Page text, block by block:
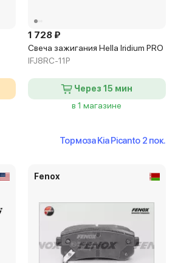
1 728 ₽
Свеча зажигания Hella Iridium PRO
IFJ8RC-11P
Через 15 мин
в 1 магазине
Тормоза Kia Picanto 2 пок.
Fenox